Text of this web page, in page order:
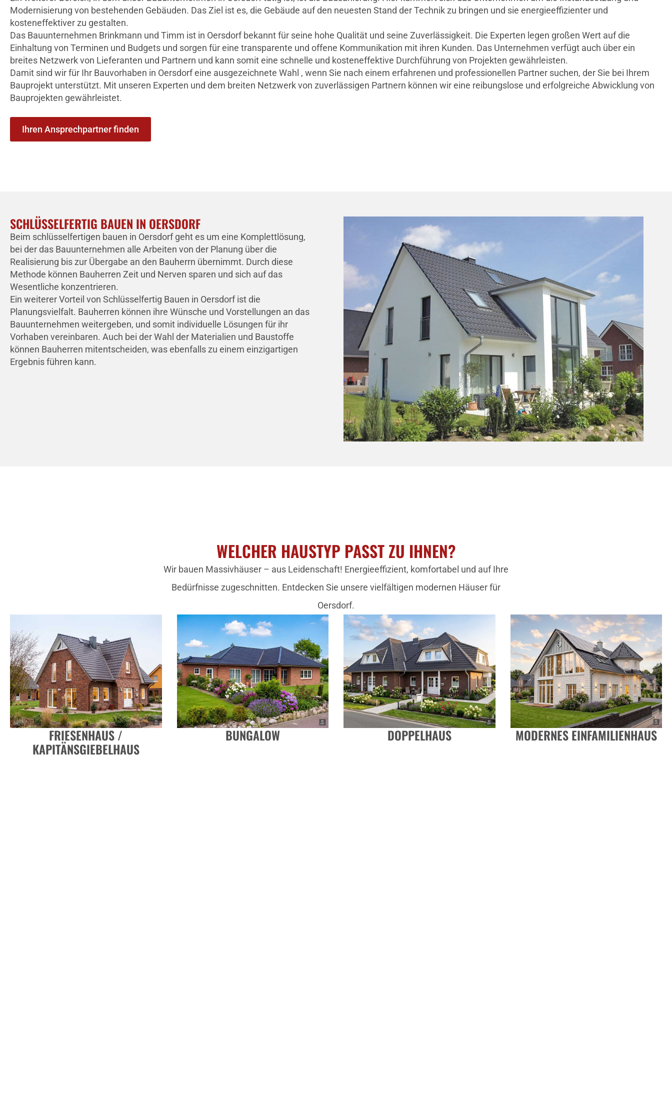
Modernisierung von bestehenden Gebäuden. Das Ziel ist es, die Gebäude auf den neuesten Stand der Technik zu bringen und sie energieeffizienter und
kosteneffektiver zu gestalten.
Das Bauunternehmen Brinkmann und Timm ist in Oersdorf bekannt für seine hohe Qualität und seine Zuverlässigkeit. Die Experten legen großen Wert auf die
Einhaltung von Terminen und Budgets und sorgen für eine transparente und offene Kommunikation mit ihren Kunden. Das Unternehmen verfügt auch über ein
breites Netzwerk von Lieferanten und Partnern und kann somit eine schnelle und kosteneffektive Durchführung von Projekten gewährleisten.
Damit sind wir für Ihr Bauvorhaben in Oersdorf eine ausgezeichnete Wahl , wenn Sie nach einem erfahrenen und professionellen Partner suchen, der Sie bei Ihrem
Bauprojekt unterstützt. Mit unseren Experten und dem breiten Netzwerk von zuverlässigen Partnern können wir eine reibungslose und erfolgreiche Abwicklung von
Bauprojekten gewährleistet.
Ihren Ansprechpartner finden
SCHLÜSSELFERTIG BAUEN IN OERSDORF
Beim schlüsselfertigen bauen in Oersdorf geht es um eine Komplettlösung,
bei der das Bauunternehmen alle Arbeiten von der Planung über die
Realisierung bis zur Übergabe an den Bauherrn übernimmt. Durch diese
Methode können Bauherren Zeit und Nerven sparen und sich auf das
Wesentliche konzentrieren.
Ein weiterer Vorteil von Schlüsselfertig Bauen in Oersdorf ist die
Planungsvielfalt. Bauherren können ihre Wünsche und Vorstellungen an das
Bauunternehmen weitergeben, und somit individuelle Lösungen für ihr
Vorhaben vereinbaren. Auch bei der Wahl der Materialien und Baustoffe
können Bauherren mitentscheiden, was ebenfalls zu einem einzigartigen
Ergebnis führen kann.
WELCHER HAUSTYP PASST ZU IHNEN?
Wir bauen Massivhäuser – aus Leidenschaft! Energieeffizient, komfortabel und auf Ihre
Bedürfnisse zugeschnitten. Entdecken Sie unsere vielfältigen modernen Häuser für
Oersdorf.
FRIESENHAUS /
KAPITÄNSGIEBELHAUS
BUNGALOW DOPPELHAUS MODERNES EINFAMILIENHAUS